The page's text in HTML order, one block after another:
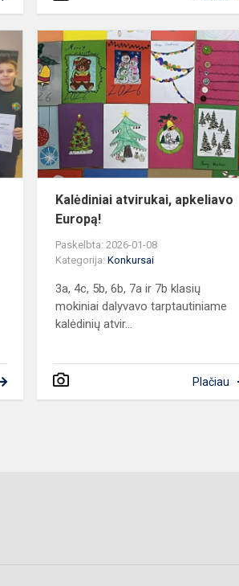
Skaitmeninio
verslumo
ugdymo
programa
Kalėdiniai atvirukai, apkeliavo
Europą!
Paskelbta: 2026-01-08
Kategorija:Konkursai
3a, 4c, 5b, 6b, 7a ir 7b klasių
mokiniai dalyvavo tarptautiniame
kalėdinių atvir...
Plačiau